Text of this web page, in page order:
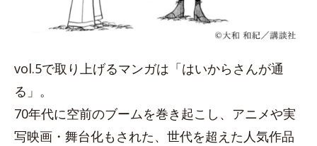
vol.5で取り上げるマンガは「はいからさんが通
る」。
70年代に空前のブームを巻き起こし、アニメや実
写映画・舞台化もされた、世代を超えた人気作品